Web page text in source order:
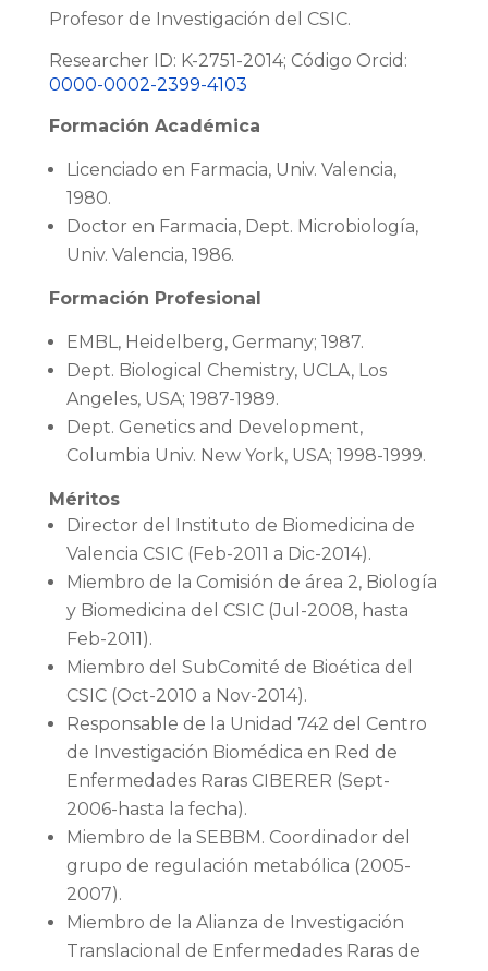
Profesor de Investigación del CSIC.
Researcher ID: K-2751-2014; Código Orcid:
0000-0002-2399-4103
Formación Académica
Licenciado en Farmacia, Univ. Valencia,
1980.
Doctor en Farmacia, Dept. Microbiología,
Univ. Valencia, 1986.
Formación Profesional
EMBL, Heidelberg, Germany; 1987.
Dept. Biological Chemistry, UCLA, Los
Angeles, USA; 1987-1989.
Dept. Genetics and Development,
Columbia Univ. New York, USA; 1998-1999.
Méritos
Director del Instituto de Biomedicina de
Valencia CSIC (Feb-2011 a Dic-2014).
Miembro de la Comisión de área 2, Biología
y Biomedicina del CSIC (Jul-2008, hasta
Feb-2011).
Miembro del SubComité de Bioética del
CSIC (Oct-2010 a Nov-2014).
Responsable de la Unidad 742 del Centro
de Investigación Biomédica en Red de
Enfermedades Raras CIBERER (Sept-
2006-hasta la fecha).
Miembro de la SEBBM. Coordinador del
grupo de regulación metabólica (2005-
2007).
Miembro de la Alianza de Investigación
Translacional de Enfermedades Raras de